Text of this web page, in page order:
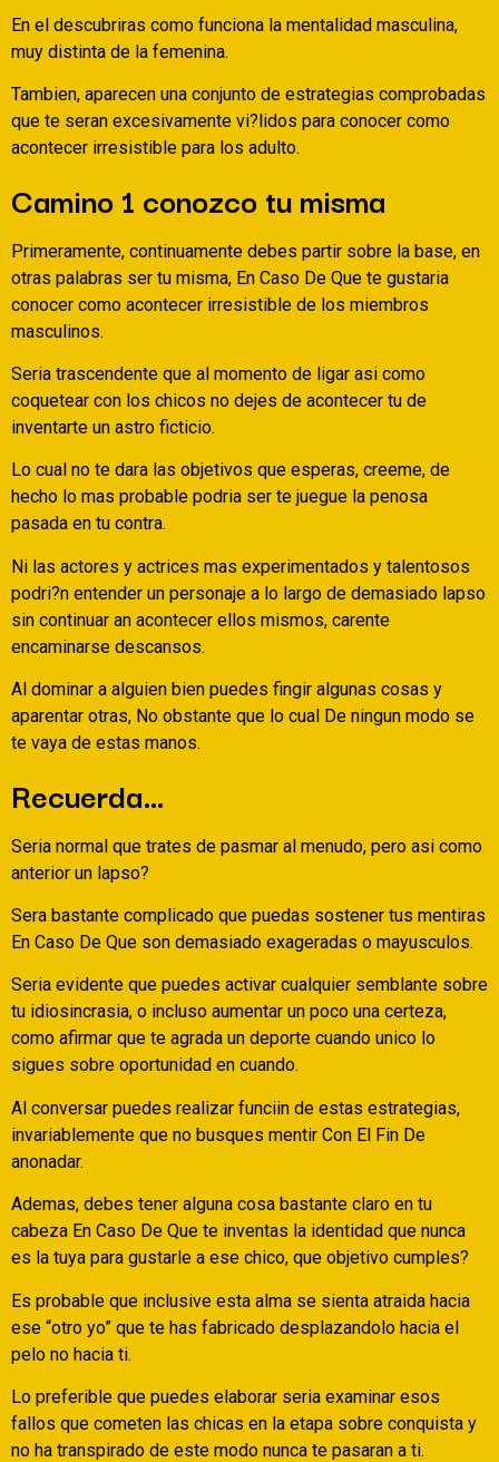
En el descubriras como funciona la mentalidad masculina,
muy distinta de la femenina.
Tambien, aparecen una conjunto de estrategi­as comprobadas
que te seran excesivamente vi?lidos para conocer como
acontecer irresistible para los adulto.
Camino 1 conozco tu misma
Primeramente, continuamente debes partir sobre la base, en
otras palabras ser tu misma, En Caso De Que te gustaria
conocer como acontecer irresistible de los miembros
masculinos.
Seri­a trascendente que al momento de ligar asi­ como
coquetear con los chicos no dejes de acontecer tu de
inventarte un astro ficticio.
Lo cual no te dara las objetivos que esperas, creeme, de
hecho lo mas probable podri­a ser te juegue la penosa
pasada en tu contra.
Ni las actores y actrices mas experimentados y talentosos
podri?n entender un personaje a lo largo de demasiado lapso
sin continuar an acontecer ellos mismos, carente
encaminarse descansos.
Al dominar a alguien bien puedes fingir algunas cosas y
aparentar otras, No obstante que lo cual De ningun modo se
te vaya de estas manos.
Recuerda…
Seri­a normal que trates de pasmar al menudo, pero asi­ como
anterior un lapso?
Sera bastante complicado que puedas sostener tus mentiras
En Caso De Que son demasiado exageradas o mayusculos.
Seri­a evidente que puedes activar cualquier semblante sobre
tu idiosincrasia, o incluso aumentar un poco una certeza,
como afirmar que te agrada un deporte cuando unico lo
sigues sobre oportunidad en cuando.
Al conversar puedes realizar funciin de estas estrategias,
invariablemente que no busques mentir Con El Fin De
anonadar.
Ademas, debes tener alguna cosa bastante claro en tu
cabeza En Caso De Que te inventas la identidad que nunca
es la tuya para gustarle a ese chico, que objetivo cumples?
Es probable que inclusive esta alma se sienta atraida hacia
ese “otro yo” que te has fabricado desplazandolo hacia el
pelo no hacia ti.
Lo preferible que puedes elaborar seri­a examinar esos
fallos que cometen las chicas en la etapa sobre conquista y
no ha transpirado de este modo nunca te pasaran a ti.